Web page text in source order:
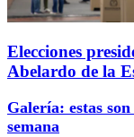
Elecciones
Abelardo de la
Galería: estas
semana